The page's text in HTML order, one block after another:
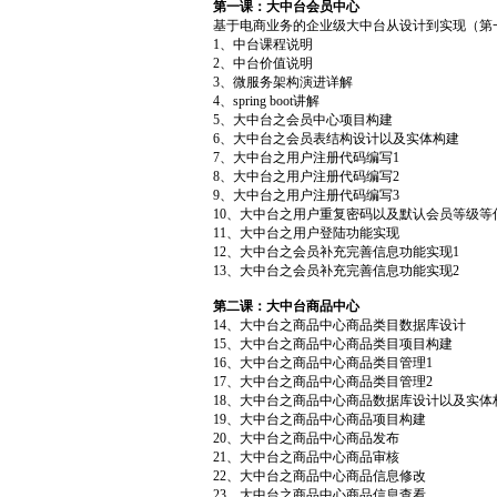
第一课：大中台会员中心
基于电商业务的企业级大中台从设计到实现（第
1、中台课程说明
2、中台价值说明
3、微服务架构演进详解
4、spring boot讲解
5、大中台之会员中心项目构建
6、大中台之会员表结构设计以及实体构建
7、大中台之用户注册代码编写1
8、大中台之用户注册代码编写2
9、大中台之用户注册代码编写3
10、大中台之用户重复密码以及默认会员等级
11、大中台之用户登陆功能实现
12、大中台之会员补充完善信息功能实现1
13、大中台之会员补充完善信息功能实现2
第二课：大中台商品中心
14、大中台之商品中心商品类目数据库设计
15、大中台之商品中心商品类目项目构建
16、大中台之商品中心商品类目管理1
17、大中台之商品中心商品类目管理2
18、大中台之商品中心商品数据库设计以及实体
19、大中台之商品中心商品项目构建
20、大中台之商品中心商品发布
21、大中台之商品中心商品审核
22、大中台之商品中心商品信息修改